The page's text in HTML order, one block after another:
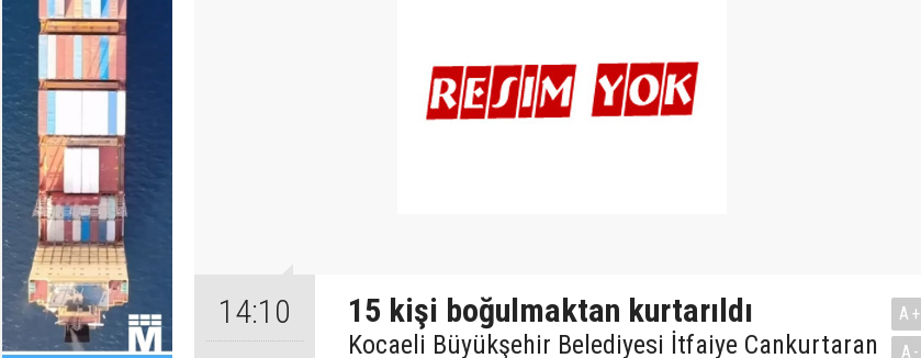
14:10 15 kişi boğulmaktan kurtarıldı
Kocaeli Büyükşehir Belediyesi İtfaiye Cankurtaran
A+
A-